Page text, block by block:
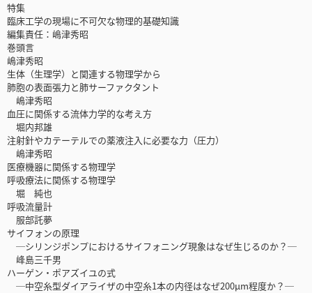
特集
臨床工学の現場に不可欠な物理的基礎知識
編集責任：嶋津秀昭
巻頭言
嶋津秀昭
生体（生理学）と関連する物理学から
肺胞の表面張力と肺サーファクタント
嶋津秀昭
血圧に関係する流体力学的な考え方
堀内邦雄
注射針やカテーテルでの薬液注入に必要な力（圧力）
嶋津秀昭
医療機器に関係する物理学
呼吸療法に関係する物理学
堀 純也
呼吸流量計
服部託夢
サイフォンの原理
─シリンジポンプにおけるサイフォニング現象はなぜ生じるのか？─
峰島三千男
ハーゲン・ポアズイユの式
─中空糸型ダイアライザの中空糸1本の内径はなぜ200μm程度か？─